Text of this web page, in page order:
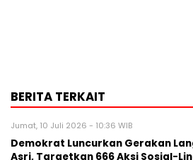
BERITA TERKAIT
Jumat, 10 Juli 2026 - 10:36 WIB
Demokrat Luncurkan Gerakan
Asri, Targetkan 666 Aksi Sosial-